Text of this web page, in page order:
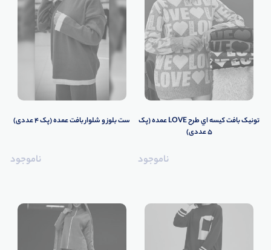
تونیک بافت كيسه اي طرح LOVE عمده (پک
5 عددی)
ناموجود
ست بلوز و شلوار بافت عمده (پک 4 عددی)
ناموجود